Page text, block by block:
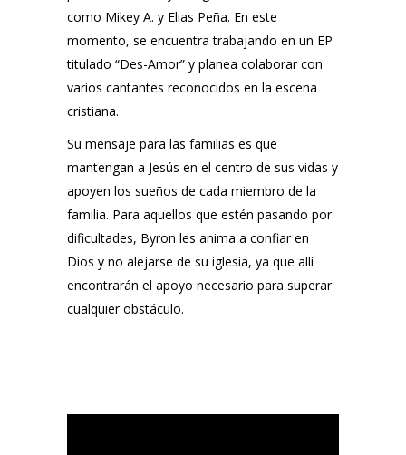
como Mikey A. y Elias Peña. En este
momento, se encuentra trabajando en un EP
titulado “Des-Amor” y planea colaborar con
varios cantantes reconocidos en la escena
cristiana.
Su mensaje para las familias es que
mantengan a Jesús en el centro de sus vidas y
apoyen los sueños de cada miembro de la
familia. Para aquellos que estén pasando por
dificultades, Byron les anima a confiar en
Dios y no alejarse de su iglesia, ya que allí
encontrarán el apoyo necesario para superar
cualquier obstáculo.